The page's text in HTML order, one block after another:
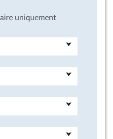
uniquement